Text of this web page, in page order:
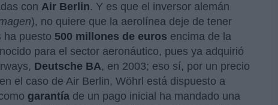
con Air Berlin. Y es que el inversor alemán
), no quiere que la aerolínea deje de tener
ha puesto 500 millones de euros encima de la
para el sector aeronáutico, pues ya adquirió
Deutsche BA, en 2003; eso sí, por un precio
el caso de Air Berlin, Wöhrl está dispuesto a
garantía de un pago inicial ha mandado una